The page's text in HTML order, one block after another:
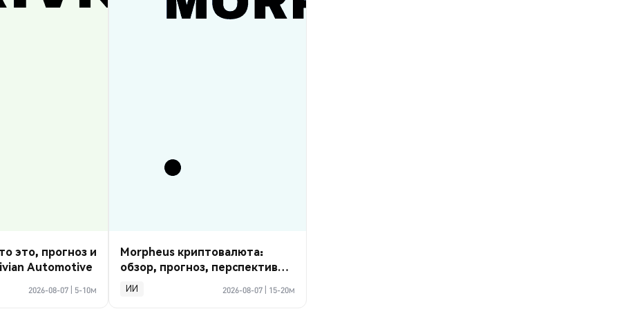
это, прогноз и
Automotive
2026-08-07 5-10м
Morpheus криптовалюта:
обзор, прогноз, перспективы
2026
ИИ 2026-08-07 15-20м